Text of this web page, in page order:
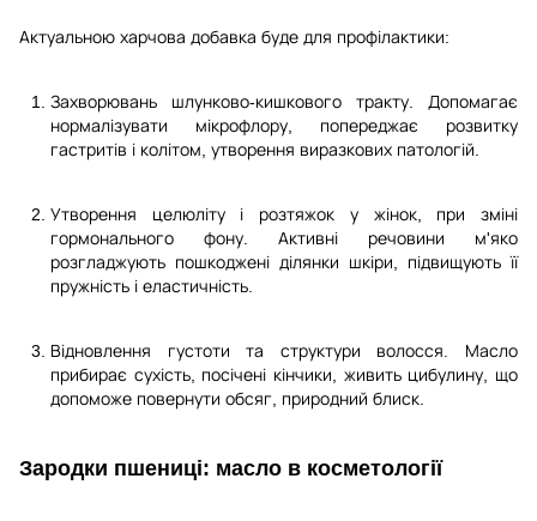
Актуальною харчова добавка буде для профілактики:
Захворювань шлунково-кишкового тракту. Допомагає
нормалізувати мікрофлору, попереджає розвитку
гастритів і колітом, утворення виразкових патологій.
Утворення целюліту і розтяжок у жінок, при зміні
гормонального фону. Активні речовини м'яко
розгладжують пошкоджені ділянки шкіри, підвищують її
пружність і еластичність.
Відновлення густоти та структури волосся. Масло
прибирає сухість, посічені кінчики, живить цибулину, що
допоможе повернути обсяг, природний блиск.
Зародки пшениці: масло в косметології